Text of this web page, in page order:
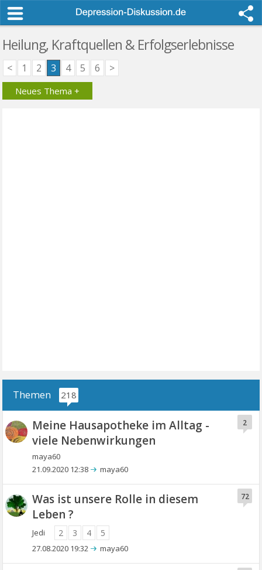
Heilung, Kraftquellen & Erfolgserlebnisse
< 1 2 3 4 5 6 >
Neues Thema +
Themen 218
Meine Hausapotheke im Alltag -
viele Nebenwirkungen
maya60
2
21.09.2020 12:38 maya60
Was ist unsere Rolle in diesem
Leben ?
Jedi 2 3 4 5
72
27.08.2020 19:32 maya60